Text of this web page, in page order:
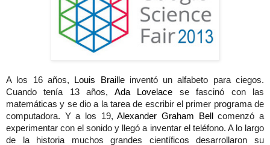
A los 16 años, Louis Brailleinventó un alfabeto para ciegos.
Cuando tenía 13 años, Ada Lovelace se fascinó con las
matemáticas y se dio a la tarea de escribir el primer programa de
computadora. Y a los 19,Alexander Graham Bellcomenzó a
experimentar con el sonido y llegó a inventar el teléfono. A lo largo
de la historia muchos grandes científicos desarrollaron su